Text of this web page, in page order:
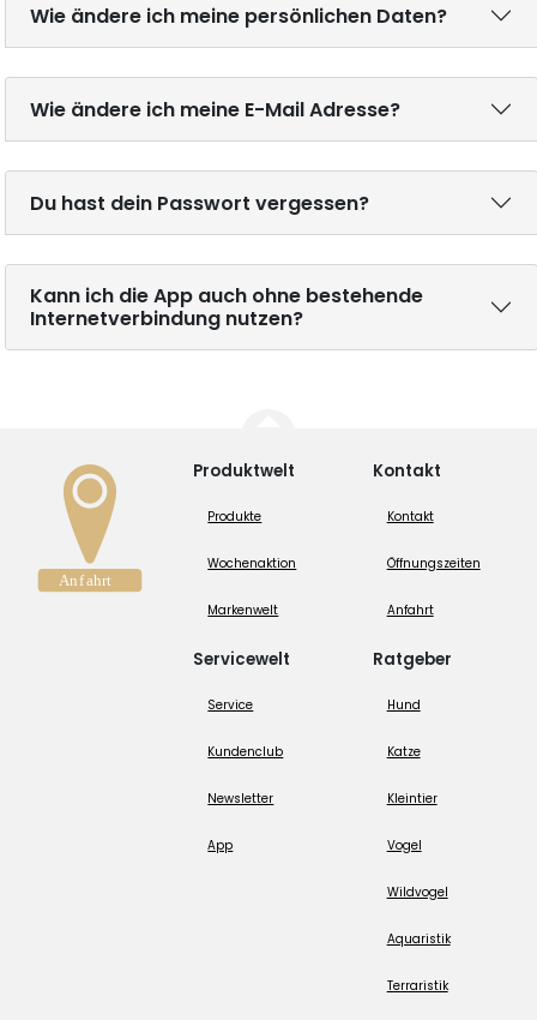
Wie ändere ich meine persönlichen Daten?
Wie ändere ich meine E-Mail Adresse?
Du hast dein Passwort vergessen?
Kann ich die App auch ohne bestehende
Internetverbindung nutzen?
Produktwelt
Produkte
Wochenaktion
Markenwelt
Servicewelt
Service
Kundenclub
Newsletter
App
Kontakt
Kontakt
Öffnungszeiten
Anfahrt
Ratgeber
Hund
Katze
Kleintier
Vogel
Wildvogel
Aquaristik
Terraristik